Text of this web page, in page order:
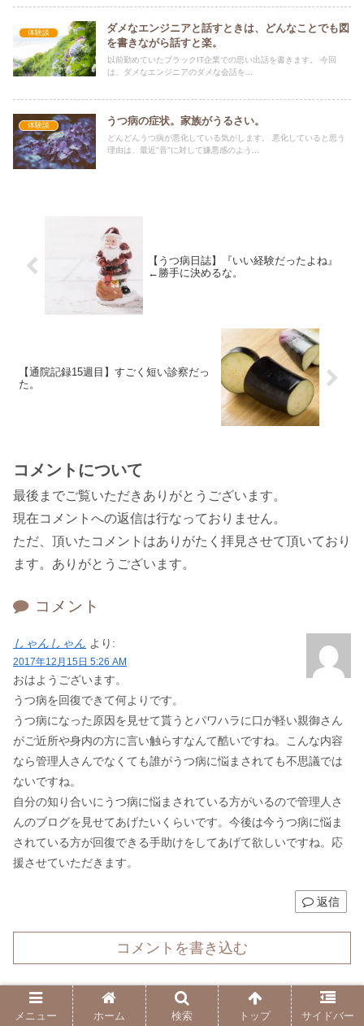
体験談
ダメなエンジニアと話すときは、どんなことでも図
を書きながら話すと楽。
以前勤めていたブラックIT企業での思い出話を書きます。 今回
は、ダメなエンジニアのダメな会話を...
体験談 うつ病の症状。家族がうるさい。
どんどんうつ病が悪化している気がします。 悪化していると思う
理由は、最近"音"に対して嫌悪感のよう...
【うつ病日誌】『いい経験だったよね』
←勝手に決めるな。
【通院記録15週目】すごく短い診察だっ
た。
コメントについて
最後までご覧いただきありがとうございます。
現在コメントへの返信は行なっておりません。
ただ、頂いたコメントはありがたく拝見させて頂いており
ます。ありがとうございます。
コメント
しゃんしゃん より:
2017年12月15日 5:26 AM
おはようございます。
うつ病を回復できて何よりです。
うつ病になった原因を見せて貰うとパワハラに口が軽い親御さん
がご近所や身内の方に言い触らすなんて酷いですね。こんな内容
なら管理人さんでなくても誰がうつ病に悩まされても不思議では
ないですね。
自分の知り合いにうつ病に悩まされている方がいるので管理人さ
んのブログを見せてあげたいくらいです。今後は今うつ病に悩ま
されている方が回復できる手助けをしてあげて欲しいですね。応
援させていただきます。
返信
コメントを書き込む
ホーム
体験談
メニュー
ホーム 検索 トップ サイドバー